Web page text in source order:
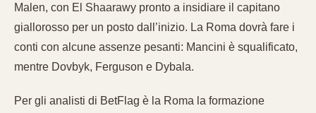
Malen, con El Shaarawy pronto a insidiare il capitano
giallorosso per un posto dall’inizio. La Roma dovrà fare i
conti con alcune assenze pesanti: Mancini è squalificato,
mentre Dovbyk, Ferguson e Dybala.
Per gli analisti di BetFlag è la Roma la formazione